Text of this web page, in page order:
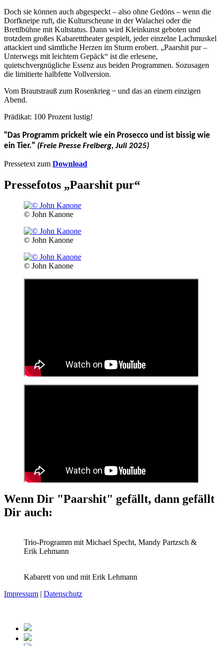
Doch sie können auch abgespeckt – also ohne Gedöns – wenn die
Dorfkneipe ruft, die Kulturscheune in der Walachei oder die
Brettlbühne mit Kultstatus. Dann wird Kleinkunst geboten und
trotzdem großes Kabaretttheater gespielt, jeder einzelne Lachmuskel
attackiert und sämtliche Herzen im Sturm erobert. „Paarshit pur –
Unterwegs mit leichtem Gepäck“ ist die erlesene,
quietschvergnügliche Essenz aus beiden Programmen. Sozusagen
die limitierte halbfette Vollversion.
Vom Brautstrauß zum Rosenkrieg ̶ und das an einem einzigen
Abend.
Prädikat: 100 Prozent lustig!
"Das Programm prickelt wie ein Prosecco und ist bissig wie
ein Tier." (Freie Presse Freiberg, Juli 2025)
Pressetext zum Download
Pressefotos „Paarshit pur“
© John Kanone
© John Kanone
© John Kanone
Wenn Dir "Paarshit" gefällt, dann gefällt
Dir auch:
Trio-Programm mit Michael Specht, Mandy Partzsch &
Erik Lehmann
Kabarett von und mit Erik Lehmann
Impressum | Datenschutz